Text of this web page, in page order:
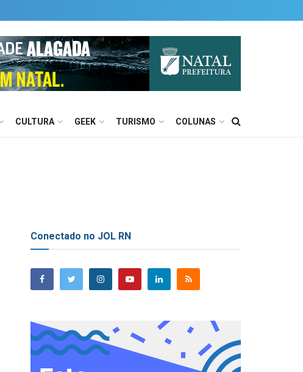
CULTURA GEEK TURISMO COLUNAS
Conectado no JOL RN